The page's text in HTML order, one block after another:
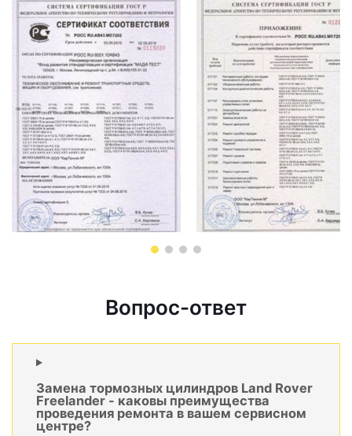
Вопрос-ответ
Замена тормозных цилиндров Land Rover
Freelander - каковы преимущества
проведения ремонта в вашем сервисном
центре?